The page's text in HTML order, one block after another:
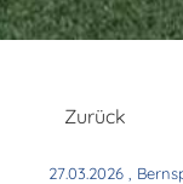
Zurück
27.03.2026 ,